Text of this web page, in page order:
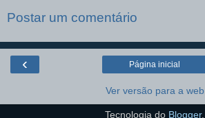
Postar um comentário
‹ Página inicial
Ver versão para a web
Tecnologia do Blogger.